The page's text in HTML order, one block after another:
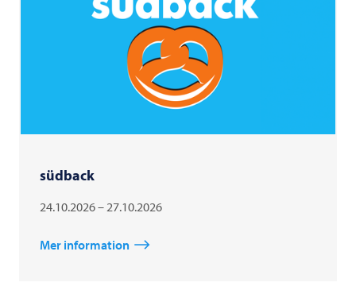
südback
24.10.2026 – 27.10.2026
Mer information